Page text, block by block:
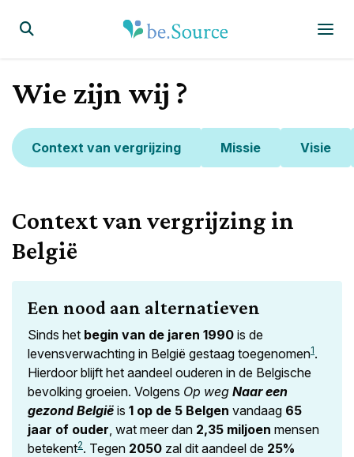
Display the search form
Wie zijn wij ?
Context van vergrijzing Missie Visie
Context van vergrijzing in
België
Een nood aan alternatieven
Sinds het begin van de jaren 1990 is de
levensverwachting in België gestaag toegenomen1.
Hierdoor blijft het aandeel ouderen in de Belgische
bevolking groeien. Volgens Op weg Naar een
gezond België is 1 op de 5 Belgen vandaag 65
jaar of ouder, wat meer dan 2,35 miljoen mensen
betekent2. Tegen 2050 zal dit aandeel de 25%